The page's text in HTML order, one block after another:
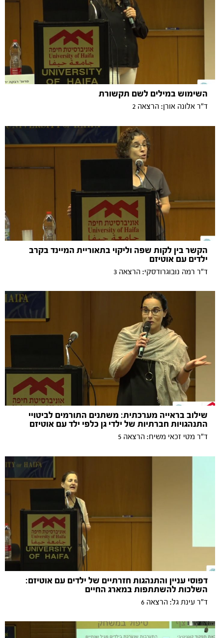
השימוש במילים לשם תקשורת
ד"ר אלונה אורן: הרצאה 2
הקשר בין לקות שפה וליקוי בתאוריית המיינד בקרב
ילדים עם אוטיזם
ד"ר רמה נובוגרודסקי: הרצאה 3
שילוב בראייה מערכתית: משתנים התורמים לביטויי
התנהגויות חברתיות של ילדי גן כלפי ילד עם אוטיזם
ד"ר מטי זכאי משיח: הרצאה 5
דפוסי עניין והתנהגות חזרתיים של ילדים עם אוטיזם:
השלכות להשתתפות במארג החיים
ד"ר עינת גל: הרצאה 6